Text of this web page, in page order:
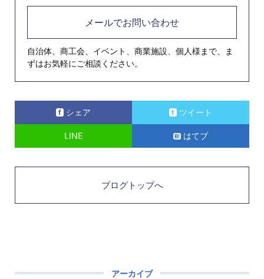
メールでお問い合わせ
自治体、商工会、イベント、商業施設、個人様まで、ま
ずはお気軽にご相談ください。
シェア ツイート
LINE はてブ
ブログトップへ
アーカイブ